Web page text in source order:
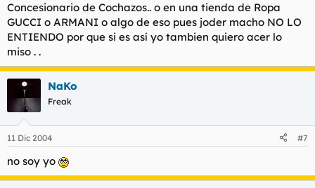
Concesionario de Cochazos.. o en una tienda de Ropa
GUCCI o ARMANI o algo de eso pues joder macho NO LO
ENTIENDO por que si es así yo tambien quiero acer lo
miso . .
NaKo
Freak
11 Dic 2004 #7
no soy yo